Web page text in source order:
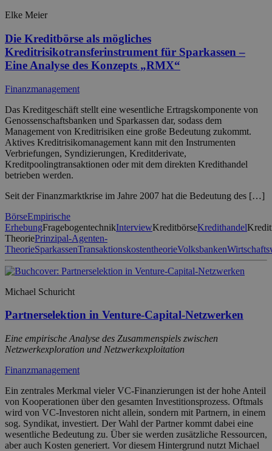
Elke Meier
Die Kreditbörse als mögliches
Kreditrisikotransferinstrument für Sparkassen –
Eine Analyse des Konzepts „RMX“
Finanzmanagement
Das Kreditgeschäft stellt eine wesentliche Ertragskomponente von
Genossenschaftsbanken und Sparkassen dar, sodass dem
Management von Kreditrisiken eine große Bedeutung zukommt.
Aktives Kreditrisikomanagement kann mit den Instrumenten
Verbriefungen, Syndizierungen, Kreditderivate,
Kreditpoolingtransaktionen oder mit dem direkten Kredithandel
betrieben werden.
Seit der Finanzmarktkrise im Jahre 2007 hat die Bedeutung des […]
BörseEmpirische
ErhebungFragebogentechnikInterviewKreditbörseKredithandel
TheoriePrinzipal-Agenten-
TheorieSparkassenTransaktionskostentheorieVolksbanken
Michael Schuricht
Partnerselektion in Venture-Capital-Netzwerken
Eine empirische Analyse des Zusammenspiels zwischen
Netzwerkexploration und Netzwerkexploitation
Finanzmanagement
Ein zentrales Merkmal vieler VC-Finanzierungen ist der hohe Anteil
von Kooperationen über den gesamten Investitionsprozess. Oftmals
wird von VC-Investoren nicht allein, sondern mit Partnern, in einem
sog. Syndikat, investiert. Der Wahl der Partner kommt dabei eine
wesentliche Bedeutung zu. Über sie werden zusätzliche Ressourcen,
aber auch Kosten generiert. Vor diesem Hintergrund nutzt Michael